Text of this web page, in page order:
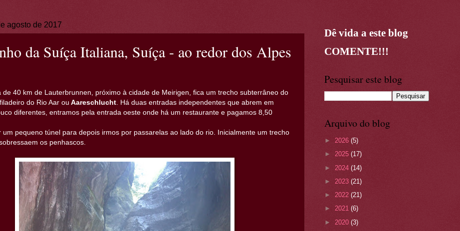
agosto de 2017
da Suíça Italiana, Suíça - ao redor dos Alpes
de 40 km de Lauterbrunnen, próximo à cidade de Meirigen, fica um trecho subterrâneo do
do Rio Aar ou Aareschlucht . Há duas entradas independentes que abrem em
diferentes, entramos pela entrada oeste onde há um restaurante e pagamos 8,50
um pequeno túnel para depois irmos por passarelas ao lado do rio. Inicialmente um trecho
os penhascos.
Dê vida a este blog
COMENTE!!!
Pesquisar este blog
Arquivo do blog
► 2026 (5)
► 2025 (17)
► 2024 (14)
► 2023 (21)
► 2022 (21)
► 2021 (6)
► 2020 (3)